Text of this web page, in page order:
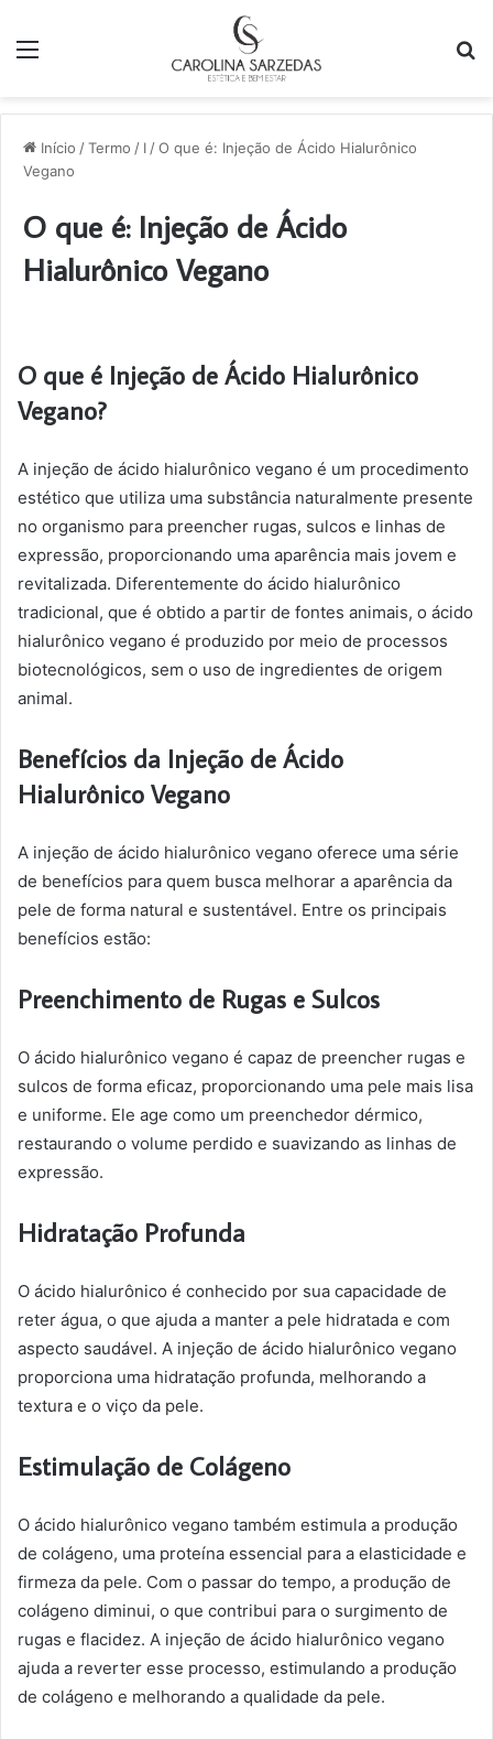
Início /Termo / I /O que é: Injeção de Ácido Hialurônico
Vegano
O que é: Injeção de Ácido
Hialurônico Vegano
O que é Injeção de Ácido Hialurônico
Vegano?
A injeção de ácido hialurônico vegano é um procedimento
estético que utiliza uma substância naturalmente presente
no organismo para preencher rugas, sulcos e linhas de
expressão, proporcionando uma aparência mais jovem e
revitalizada. Diferentemente do ácido hialurônico
tradicional, que é obtido a partir de fontes animais, o ácido
hialurônico vegano é produzido por meio de processos
biotecnológicos, sem o uso de ingredientes de origem
animal.
Benefícios da Injeção de Ácido
Hialurônico Vegano
A injeção de ácido hialurônico vegano oferece uma série
de benefícios para quem busca melhorar a aparência da
pele de forma natural e sustentável. Entre os principais
benefícios estão:
Preenchimento de Rugas e Sulcos
O ácido hialurônico vegano é capaz de preencher rugas e
sulcos de forma eficaz, proporcionando uma pele mais lisa
e uniforme. Ele age como um preenchedor dérmico,
restaurando o volume perdido e suavizando as linhas de
expressão.
Hidratação Profunda
O ácido hialurônico é conhecido por sua capacidade de
reter água, o que ajuda a manter a pele hidratada e com
aspecto saudável. A injeção de ácido hialurônico vegano
proporciona uma hidratação profunda, melhorando a
textura e o viço da pele.
Estimulação de Colágeno
O ácido hialurônico vegano também estimula a produção
de colágeno, uma proteína essencial para a elasticidade e
firmeza da pele. Com o passar do tempo, a produção de
colágeno diminui, o que contribui para o surgimento de
rugas e flacidez. A injeção de ácido hialurônico vegano
ajuda a reverter esse processo, estimulando a produção
de colágeno e melhorando a qualidade da pele.